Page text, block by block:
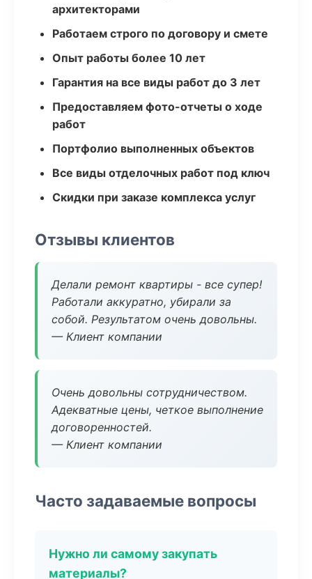
архитекторами
Работаем строго по договору и смете
Опыт работы более 10 лет
Гарантия на все виды работ до 3 лет
Предоставляем фото-отчеты о ходе
работ
Портфолио выполненных объектов
Все виды отделочных работ под ключ
Скидки при заказе комплекса услуг
Отзывы клиентов
Делали ремонт квартиры - все супер!
Работали аккуратно, убирали за
собой. Результатом очень довольны.
— Клиент компании
Очень довольны сотрудничеством.
Адекватные цены, четкое выполнение
договоренностей.
— Клиент компании
Часто задаваемые вопросы
Нужно ли самому закупать
материалы?